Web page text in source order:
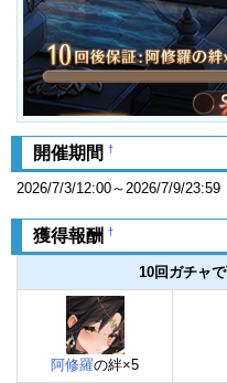
開催期間 †
2026/7/3/12:00～2026/7/9/23:59
獲得報酬 †
10回ガチャ
阿修羅の絆×5